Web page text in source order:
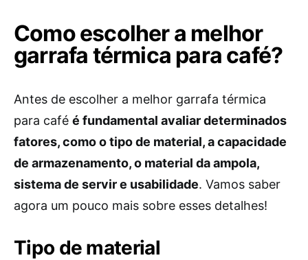
Como escolher a melhor
garrafa térmica para café?
Antes de escolher a melhor garrafa térmica
para café é fundamental avaliar determinados
fatores, como o tipo de material, a capacidade
de armazenamento, o material da ampola,
sistema de servir e usabilidade. Vamos saber
agora um pouco mais sobre esses detalhes!
Tipo de material